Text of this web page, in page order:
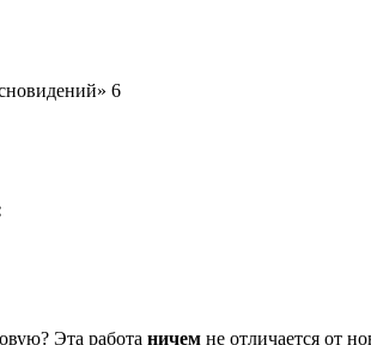
6
Эта работа ничем не отличается от